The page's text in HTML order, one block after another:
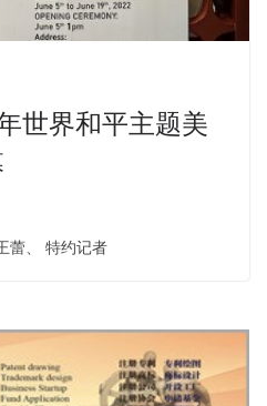
世界和平主题美
蕾、 特约记者